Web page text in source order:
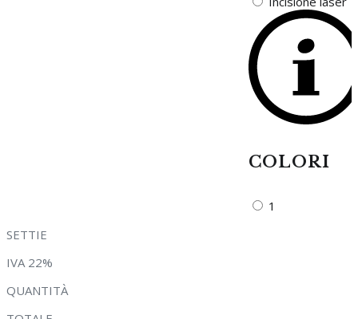
COLORI
1
SETTIE
IVA 22%
QUANTITÀ